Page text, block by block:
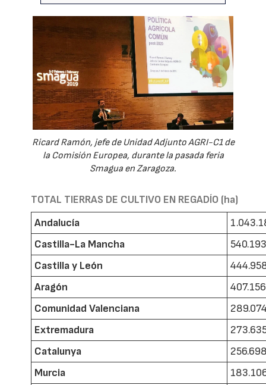
Ricard Ramón, jefe de Unidad Adjunto AGRI-C1 de
la Comisión Europea, durante la pasada feria
Smagua en Zaragoza.
TOTAL TIERRAS DE CULTIVO EN REGADÍO (ha)
Andalucía
Castilla-La Mancha
Castilla y León
Aragón
407.156
Comunidad Valenciana
Extremadura
Catalunya
Murcia